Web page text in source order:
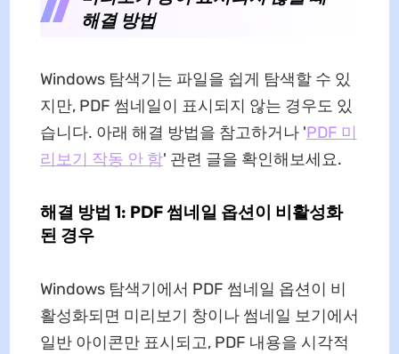
해결 방법
Windows 탐색기는 파일을 쉽게 탐색할 수 있
지만, PDF 썸네일이 표시되지 않는 경우도 있
습니다. 아래 해결 방법을 참고하거나 'PDF 미
리보기 작동 안 함' 관련 글을 확인해보세요.
해결 방법 1: PDF 썸네일 옵션이 비활성화
된 경우
Windows 탐색기에서 PDF 썸네일 옵션이 비
활성화되면 미리보기 창이나 썸네일 보기에서
일반 아이콘만 표시되고, PDF 내용을 시각적